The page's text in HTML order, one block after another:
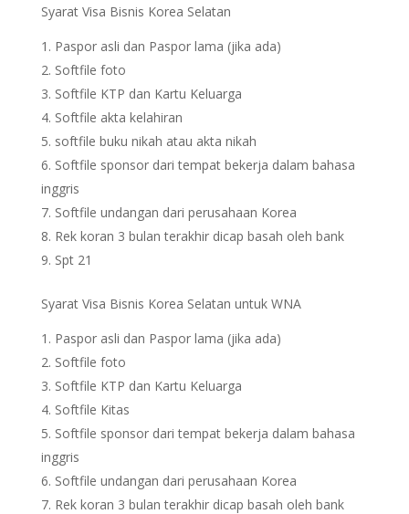
Syarat Visa Bisnis Korea Selatan
Paspor asli dan Paspor lama (jika ada)
Softfile foto
Softfile KTP dan Kartu Keluarga
Softfile akta kelahiran
softfile buku nikah atau akta nikah
Softfile sponsor dari tempat bekerja dalam bahasa
inggris
Softfile undangan dari perusahaan Korea
Rek koran 3 bulan terakhir dicap basah oleh bank
Spt 21
Syarat Visa Bisnis Korea Selatan untuk WNA
Paspor asli dan Paspor lama (jika ada)
Softfile foto
Softfile KTP dan Kartu Keluarga
Softfile Kitas
Softfile sponsor dari tempat bekerja dalam bahasa
inggris
Softfile undangan dari perusahaan Korea
Rek koran 3 bulan terakhir dicap basah oleh bank